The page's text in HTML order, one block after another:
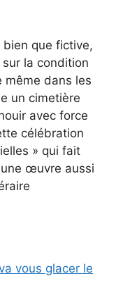
bien que fictive,
la condition
même dans les
un cimetière
avec force
célébration
» qui fait
une œuvre aussi
vous glacer le